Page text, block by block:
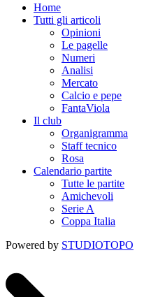
Home
Tutti gli articoli
Opinioni
Le pagelle
Numeri
Analisi
Mercato
Calcio e pepe
FantaViola
Il club
Organigramma
Staff tecnico
Rosa
Calendario partite
Tutte le partite
Amichevoli
Serie A
Coppa Italia
Powered by STUDIOTOPO